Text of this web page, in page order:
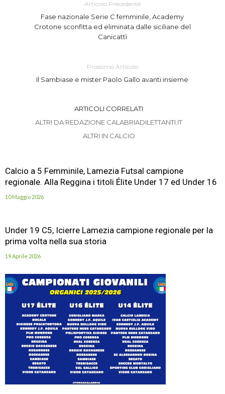
Articolo Precedente
Fase nazionale Serie C femminile, Academy
Crotone sconfitta ed eliminata dalle siciliane del
Canicattì
Prossimo Articolo
Il Sambiase e mister Paolo Gallo avanti insieme
ARTICOLI CORRELATI
ALTRI DA REDAZIONE CALABRIADILETTANTI.IT
ALTRI IN CALCIO
Calcio a 5 Femminile, Lamezia Futsal campione
regionale. Alla Reggina i titoli Élite Under 17 ed Under 16
10 Maggio 2026
Under 19 C5, Icierre Lamezia campione regionale per la
prima volta nella sua storia
19 Aprile 2026